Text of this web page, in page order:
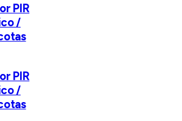
PIR
/
PIR
/